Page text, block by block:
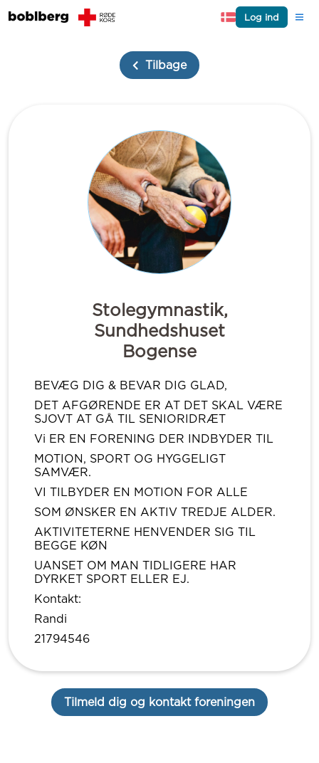
Log ind
Tilbage
Stolegymnastik,
Sundhedshuset
Bogense
BEVÆG DIG & BEVAR DIG GLAD,
DET AFGØRENDE ER AT DET SKAL VÆRE
SJOVT AT GÅ TIL SENIORIDRÆT
Vi ER EN FORENING DER INDBYDER TIL
MOTION, SPORT OG HYGGELIGT
SAMVÆR.
VI TILBYDER EN MOTION FOR ALLE
SOM ØNSKER EN AKTIV TREDJE ALDER.
AKTIVITETERNE HENVENDER SIG TIL
BEGGE KØN
UANSET OM MAN TIDLIGERE HAR
DYRKET SPORT ELLER EJ.
Kontakt:
Randi
21794546
Tilmeld dig og kontakt foreningen